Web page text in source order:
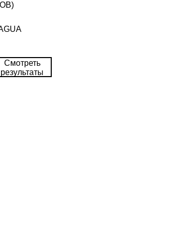
Смотреть
результаты